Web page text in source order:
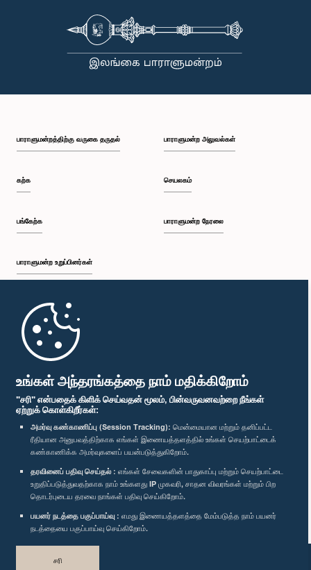
உங்கள் அந்தரங்கத்தை நாம் மதிக்கிறோம்
"சரி" என்பதைக் கிளிக் செய்வதன் மூலம், பின்வருவனவற்றை நீங்கள்
ஏற்றுக் கொள்கிறீர்கள்:
அமர்வு கண்காணிப்பு (Session Tracking): மென்மையான மற்றும் தனிப்பட்ட
ரீதியான அனுபவத்திற்காக எங்கள் இணையத்தளத்தில் உங்கள் செயற்பாட்டைக்
கண்காணிக்க அமர்வுகளைப் பயன்படுத்துகிறோம்.
தரவினைப் பதிவு செய்தல் : எங்கள் சேவைகளின் பாதுகாப்பு மற்றும் செயற்பாட்டை
உறுதிப்படுத்துவதற்காக நாம் உங்களது IP முகவரி, சாதன விவரங்கள் மற்றும் பிற
தொடர்புடைய தரவை நாங்கள் பதிவு செய்கிறோம்.
பயனர் நடத்தை பகுப்பாய்வு : எமது இணையத்தளத்தை மேம்படுத்த நாம் பயனர்
நடத்தையை பகுப்பாய்வு செய்கிறோம்.
சரி
பாராளுமன்றத்திற்கு வருகை தருதல்
கற்க
பங்கேற்க
பாராளுமன்ற உறுப்பினர்கள்
முதற்பக்கம்
பாராளுமன்ற அலுவல்கள்
செயலகம்
பாராளுமன்ற நேரலை
பாராளுமன்ற கையடக்க செயலி
எம்மை பின்தொடர்க :
விருதுகள்
தனியுரிமைக் கொள்கை